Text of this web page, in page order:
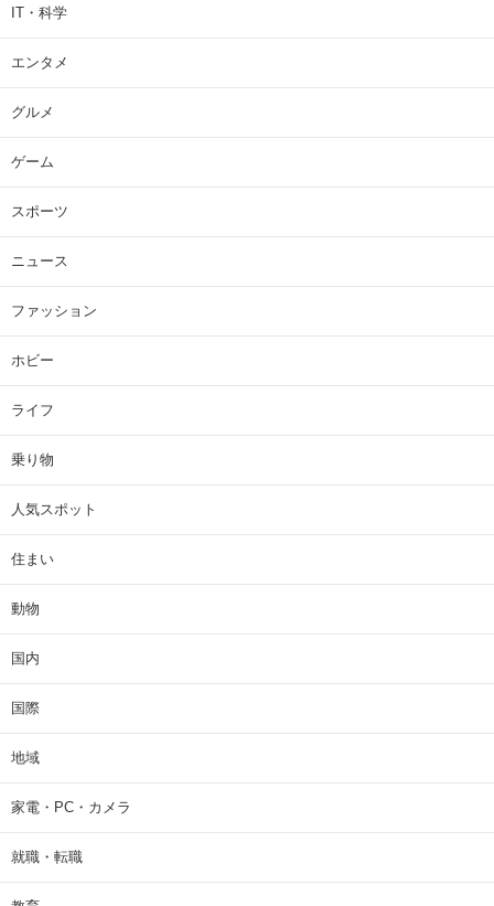
IT・科学
エンタメ
グルメ
ゲーム
スポーツ
ニュース
ファッション
ホビー
ライフ
乗り物
人気スポット
住まい
動物
国内
国際
地域
家電・PC・カメラ
就職・転職